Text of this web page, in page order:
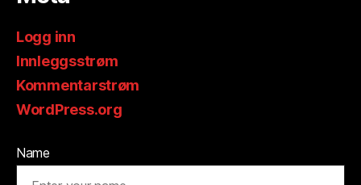
Logg inn
Innleggsstrøm
Kommentarstrøm
WordPress.org
Name